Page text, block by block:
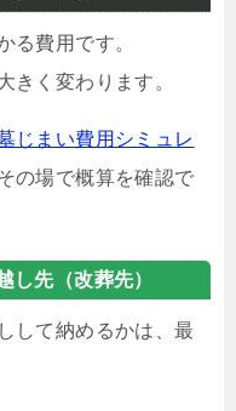
る費用です。
きく変わります。
じまい費用シミュレ
の場で概算を確認で
し先（改葬先）
して納めるかは、最